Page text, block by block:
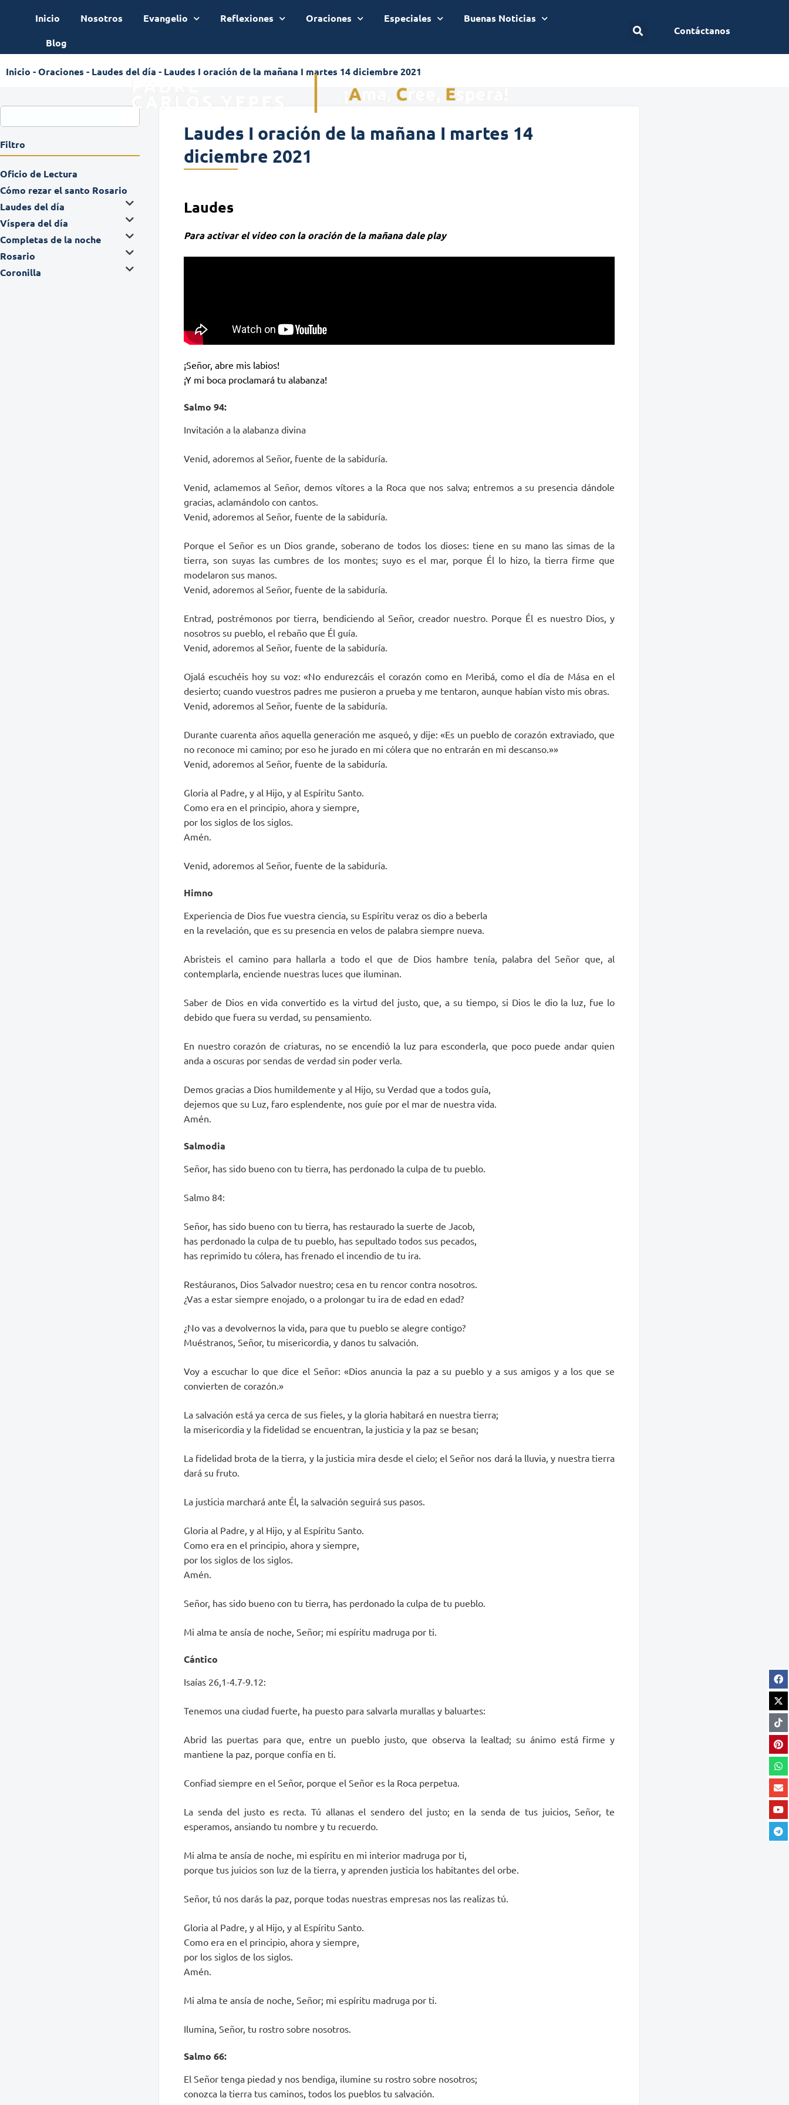
Inicio Nosotros Evangelio Reflexiones Oraciones Especiales
Buenas Noticias
Blog
Contáctanos
Inicio -Oraciones - Laudes del día - Laudes I oración de la mañana I martes 14 diciembre 2021
Filtro
Oficio de Lectura
Cómo rezar el santo Rosario
Laudes del día
Víspera del día
Completas de la noche
Rosario
Coronilla
Laudes I oración de la mañana I martes 14
diciembre 2021
Laudes
Para activar el video con la oración de la mañana dale play
¡Señor, abre mis labios!
¡Y mi boca proclamará tu alabanza!
Salmo 94:
Invitación a la alabanza divina
Venid, adoremos al Señor, fuente de la sabiduría.
Venid, aclamemos al Señor, demos vítores a la Roca que nos salva; entremos a su presencia dándole
gracias, aclamándolo con cantos.
Venid, adoremos al Señor, fuente de la sabiduría.
Porque el Señor es un Dios grande, soberano de todos los dioses: tiene en su mano las simas de la
tierra, son suyas las cumbres de los montes; suyo es el mar, porque Él lo hizo, la tierra firme que
modelaron sus manos.
Venid, adoremos al Señor, fuente de la sabiduría.
Entrad, postrémonos por tierra, bendiciendo al Señor, creador nuestro. Porque Él es nuestro Dios, y
nosotros su pueblo, el rebaño que Él guía.
Venid, adoremos al Señor, fuente de la sabiduría.
Ojalá escuchéis hoy su voz: «No endurezcáis el corazón como en Meribá, como el día de Mása en el
desierto; cuando vuestros padres me pusieron a prueba y me tentaron, aunque habían visto mis obras.
Venid, adoremos al Señor, fuente de la sabiduría.
Durante cuarenta años aquella generación me asqueó, y dije: «Es un pueblo de corazón extraviado, que
no reconoce mi camino; por eso he jurado en mi cólera que no entrarán en mi descanso.»»
Venid, adoremos al Señor, fuente de la sabiduría.
Gloria al Padre, y al Hijo, y al Espíritu Santo.
Como era en el principio, ahora y siempre,
por los siglos de los siglos.
Amén.
Venid, adoremos al Señor, fuente de la sabiduría.
Himno
Experiencia de Dios fue vuestra ciencia, su Espíritu veraz os dio a beberla
en la revelación, que es su presencia en velos de palabra siempre nueva.
Abristeis el camino para hallarla a todo el que de Dios hambre tenía, palabra del Señor que, al
contemplarla, enciende nuestras luces que iluminan.
Saber de Dios en vida convertido es la virtud del justo, que, a su tiempo, si Dios le dio la luz, fue lo
debido que fuera su verdad, su pensamiento.
En nuestro corazón de criaturas, no se encendió la luz para esconderla, que poco puede andar quien
anda a oscuras por sendas de verdad sin poder verla.
Demos gracias a Dios humildemente y al Hijo, su Verdad que a todos guía,
dejemos que su Luz, faro esplendente, nos guíe por el mar de nuestra vida.
Amén.
Salmodia
Señor, has sido bueno con tu tierra, has perdonado la culpa de tu pueblo.
Salmo 84:
Señor, has sido bueno con tu tierra, has restaurado la suerte de Jacob,
has perdonado la culpa de tu pueblo, has sepultado todos sus pecados,
has reprimido tu cólera, has frenado el incendio de tu ira.
Restáuranos, Dios Salvador nuestro; cesa en tu rencor contra nosotros.
¿Vas a estar siempre enojado, o a prolongar tu ira de edad en edad?
¿No vas a devolvernos la vida, para que tu pueblo se alegre contigo?
Muéstranos, Señor, tu misericordia, y danos tu salvación.
Voy a escuchar lo que dice el Señor: «Dios anuncia la paz a su pueblo y a sus amigos y a los que se
convierten de corazón.»
La salvación está ya cerca de sus fieles, y la gloria habitará en nuestra tierra;
la misericordia y la fidelidad se encuentran, la justicia y la paz se besan;
La fidelidad brota de la tierra, y la justicia mira desde el cielo; el Señor nos dará la lluvia, y nuestra tierra
dará su fruto.
La justicia marchará ante Él, la salvación seguirá sus pasos.
Gloria al Padre, y al Hijo, y al Espíritu Santo.
Como era en el principio, ahora y siempre,
por los siglos de los siglos.
Amén.
Señor, has sido bueno con tu tierra, has perdonado la culpa de tu pueblo.
Mi alma te ansía de noche, Señor; mi espíritu madruga por ti.
Cántico
Isaías 26,1-4.7-9.12:
Tenemos una ciudad fuerte, ha puesto para salvarla murallas y baluartes:
Abrid las puertas para que, entre un pueblo justo, que observa la lealtad; su ánimo está firme y
mantiene la paz, porque confía en ti.
Confiad siempre en el Señor, porque el Señor es la Roca perpetua.
La senda del justo es recta. Tú allanas el sendero del justo; en la senda de tus juicios, Señor, te
esperamos, ansiando tu nombre y tu recuerdo.
Mi alma te ansía de noche, mi espíritu en mi interior madruga por ti,
porque tus juicios son luz de la tierra, y aprenden justicia los habitantes del orbe.
Señor, tú nos darás la paz, porque todas nuestras empresas nos las realizas tú.
Gloria al Padre, y al Hijo, y al Espíritu Santo.
Como era en el principio, ahora y siempre,
por los siglos de los siglos.
Amén.
Mi alma te ansía de noche, Señor; mi espíritu madruga por ti.
Ilumina, Señor, tu rostro sobre nosotros.
Salmo 66:
El Señor tenga piedad y nos bendiga, ilumine su rostro sobre nosotros;
conozca la tierra tus caminos, todos los pueblos tu salvación.